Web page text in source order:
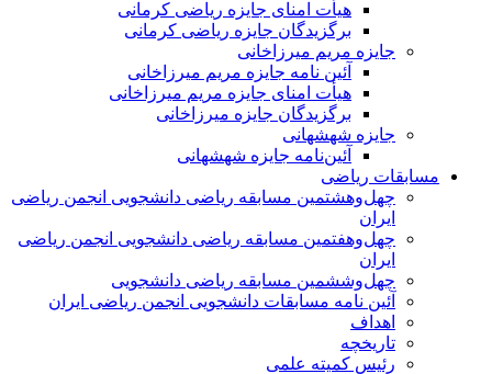
هیأت امنای جایزه ریاضی کرمانی
برگزیدگان جایزه ریاضی کرمانی
جایزه مریم میرزاخانی
آئین نامه جایزه مریم میرزاخانی
هیأت امنای جایزه مریم میرزاخانی
برگزیدگان جایزه میرزاخانی
جایزه شهشهانی
آئین‌نامه جایزه شهشهانی
مسابقات ریاضی
چهل‌و‌هشتمین مسابقه ریاضی دانشجویی انجمن ریاضی
ایران
چهل‌و‌هفتمین مسابقه ریاضی دانشجویی انجمن ریاضی
ایران
چهل‌و‌ششمین مسابقه ریاضی دانشجویی
آئین نامه مسابقات دانشجویی انجمن ریاضی ایران
اهداف
تاریخچه
رئیس کمیته علمی